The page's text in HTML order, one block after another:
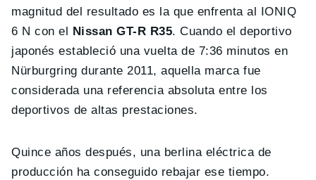
magnitud del resultado es la que enfrenta al IONIQ
6 N con el
Nissan GT-R R35. Cuando el deportivo
japonés estableció una vuelta de 7:36 minutos en
Nürburgring durante 2011, aquella marca fue
considerada una referencia absoluta entre los
deportivos de altas prestaciones.
Quince años después, una berlina eléctrica de
producción ha conseguido rebajar ese tiempo.